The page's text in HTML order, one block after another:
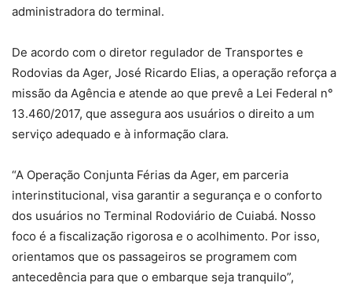
administradora do terminal.
De acordo com o diretor regulador de Transportes e
Rodovias da Ager, José Ricardo Elias, a operação reforça a
missão da Agência e atende ao que prevê a Lei Federal n°
13.460/2017, que assegura aos usuários o direito a um
serviço adequado e à informação clara.
“A Operação Conjunta Férias da Ager, em parceria
interinstitucional, visa garantir a segurança e o conforto
dos usuários no Terminal Rodoviário de Cuiabá. Nosso
foco é a fiscalização rigorosa e o acolhimento. Por isso,
orientamos que os passageiros se programem com
antecedência para que o embarque seja tranquilo”,